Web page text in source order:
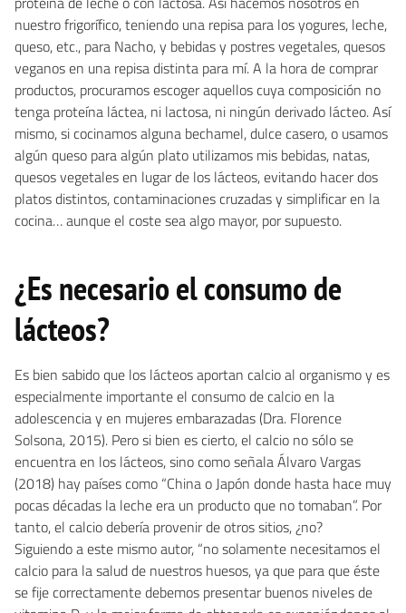
nuestro frigorífico, teniendo una repisa para los yogures, leche,
queso, etc., para Nacho, y bebidas y postres vegetales, quesos
veganos en una repisa distinta para mí. A la hora de comprar
productos, procuramos escoger aquellos cuya composición no
tenga proteína láctea, ni lactosa, ni ningún derivado lácteo. Así
mismo, si cocinamos alguna bechamel, dulce casero, o usamos
algún queso para algún plato utilizamos mis bebidas, natas,
quesos vegetales en lugar de los lácteos, evitando hacer dos
platos distintos, contaminaciones cruzadas y simplificar en la
cocina… aunque el coste sea algo mayor, por supuesto.
¿Es necesario el consumo de
lácteos?
Es bien sabido que los lácteos aportan calcio al organismo y es
especialmente importante el consumo de calcio en la
adolescencia y en mujeres embarazadas (Dra. Florence
Solsona, 2015). Pero si bien es cierto, el calcio no sólo se
encuentra en los lácteos, sino como señala Álvaro Vargas
(2018) hay países como “China o Japón donde hasta hace muy
pocas décadas la leche era un producto que no tomaban”. Por
tanto, el calcio debería provenir de otros sitios, ¿no?
Siguiendo a este mismo autor, “no solamente necesitamos el
calcio para la salud de nuestros huesos, ya que para que éste
se fije correctamente debemos presentar buenos niveles de